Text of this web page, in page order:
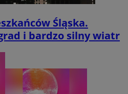
Śląska.
i bardzo silny wiatr